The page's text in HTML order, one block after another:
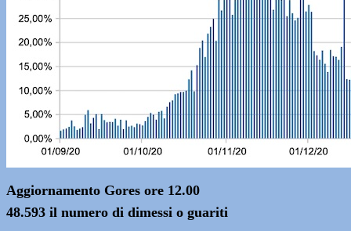
Aggiornamento Gores ore 12.00
48.593 il numero di dimessi o guariti